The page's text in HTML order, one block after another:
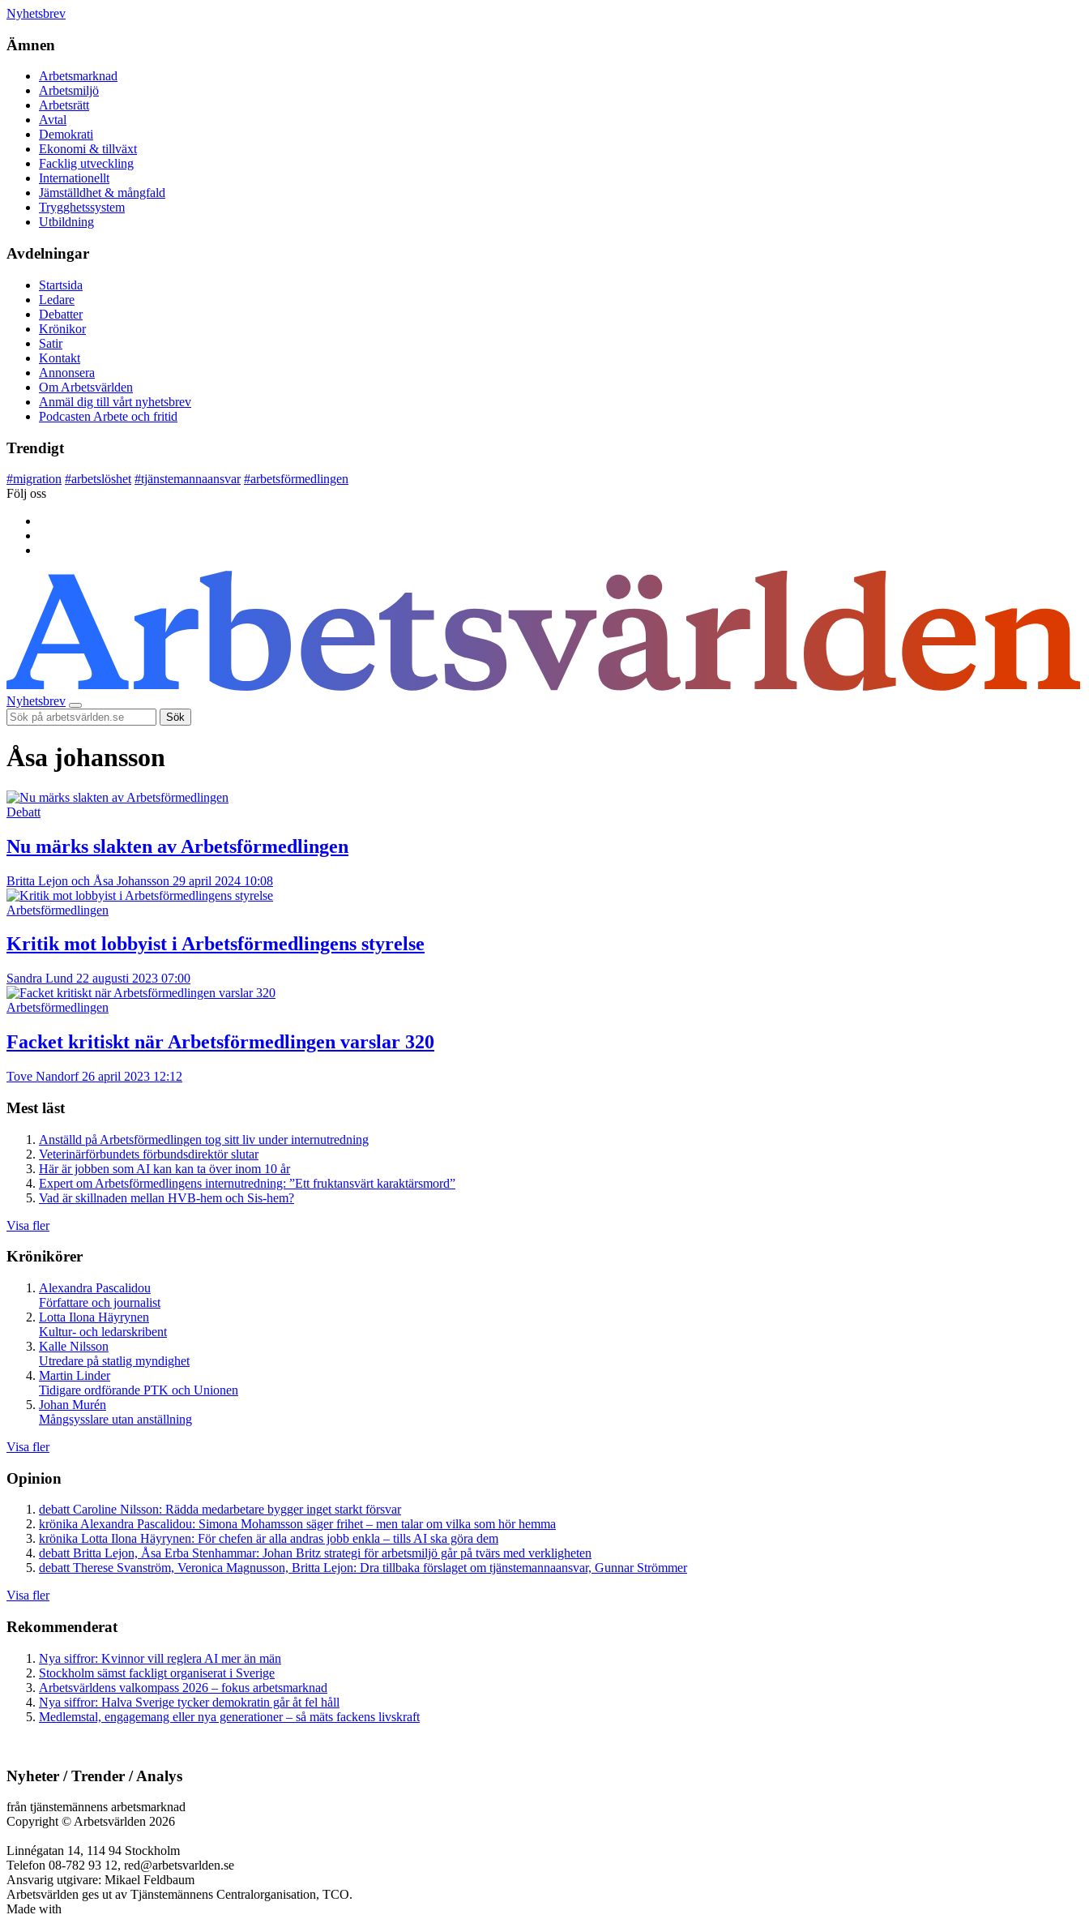
Nyhetsbrev
Ämnen
Arbetsmarknad
Arbetsmiljö
Arbetsrätt
Avtal
Demokrati
Ekonomi & tillväxt
Facklig utveckling
Internationellt
Jämställdhet & mångfald
Trygghetssystem
Utbildning
Avdelningar
Startsida
Ledare
Debatter
Krönikor
Satir
Kontakt
Annonsera
Om Arbetsvärlden
Anmäl dig till vårt nyhetsbrev
Podcasten Arbete och fritid
Trendigt
#migration #arbetslöshet #tjänstemannaansvar #arbetsförmedlingen
Följ oss
Nyhetsbrev
Sök
Åsa johansson
Debatt
Nu märks slakten av Arbetsförmedlingen
Britta Lejon och Åsa Johansson 29 april 2024 10:08
Arbetsförmedlingen
Kritik mot lobbyist i Arbetsförmedlingens styrelse
Sandra Lund 22 augusti 2023 07:00
Arbetsförmedlingen
Facket kritiskt när Arbetsförmedlingen varslar 320
Tove Nandorf 26 april 2023 12:12
Mest läst
Anställd på Arbetsförmedlingen tog sitt liv under internutredning
Veterinärförbundets förbundsdirektör slutar
Här är jobben som AI kan kan ta över inom 10 år
Expert om Arbetsförmedlingens internutredning: ”Ett fruktansvärt karaktärsmord”
Vad är skillnaden mellan HVB-hem och Sis-hem?
Visa fler
Krönikörer
Alexandra Pascalidou
Författare och journalist
Lotta Ilona Häyrynen
Kultur- och ledarskribent
Kalle Nilsson
Utredare på statlig myndighet
Martin Linder
Tidigare ordförande PTK och Unionen
Johan Murén
Mångsysslare utan anställning
Visa fler
Opinion
debatt Caroline Nilsson: Rädda medarbetare bygger inget starkt försvar
krönikaAlexandra Pascalidou: Simona Mohamsson säger frihet – men talar om vilka som hör hemma
krönika Lotta Ilona Häyrynen: För chefen är alla andras jobb enkla – tills AI ska göra dem
debatt Britta Lejon, Åsa Erba Stenhammar: Johan Britz strategi för arbetsmiljö går på tvärs med verkligheten
debatt Therese Svanström, Veronica Magnusson, Britta Lejon: Dra tillbaka förslaget om tjänstemannaansvar, Gunnar Strömmer
Visa fler
Rekommenderat
Nya siffror: Kvinnor vill reglera AI mer än män
Stockholm sämst fackligt organiserat i Sverige
Arbetsvärldens valkompass 2026 – fokus arbetsmarknad
Nya siffror: Halva Sverige tycker demokratin går åt fel håll
Medlemstal, engagemang eller nya generationer – så mäts fackens livskraft
Nyheter / Trender / Analys
från tjänstemännens arbetsmarknad
Copyright © Arbetsvärlden 2026
Linnégatan 14, 114 94 Stockholm
Telefon 08-782 93 12, red@arbetsvarlden.se
Ansvarig utgivare: Mikael Feldbaum
Arbetsvärlden ges ut av Tjänstemännens Centralorganisation, TCO.
Made with